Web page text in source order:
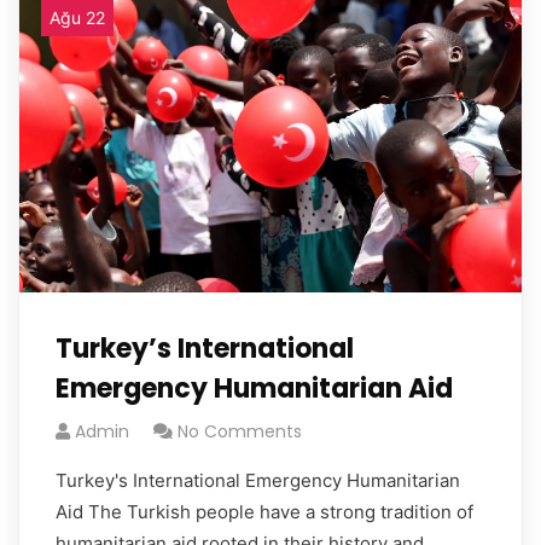
Ağu 22
Turkey’s International
Emergency Humanitarian Aid
Admin No Comments
Turkey's International Emergency Humanitarian
Aid The Turkish people have a strong tradition of